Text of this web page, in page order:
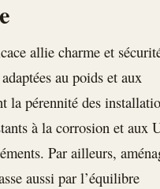
allie charme et
au poids et aux
la pérennité des
à la corrosion et aux
Par ailleurs,
aussi par l’équilibre